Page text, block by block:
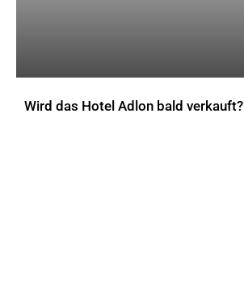
Wird das Hotel Adlon bald verkauft?